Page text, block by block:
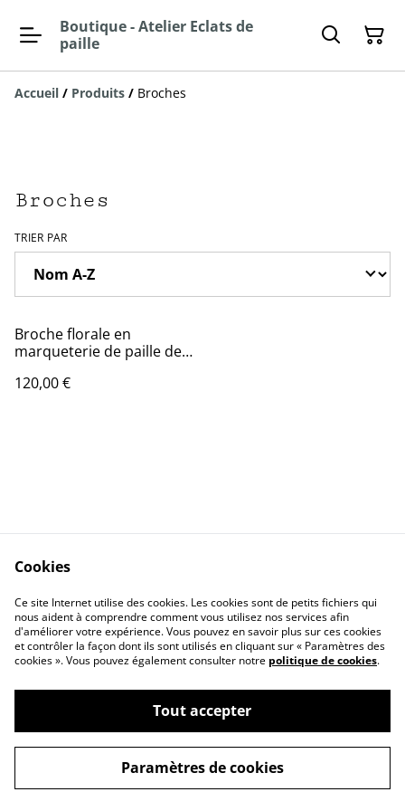
Boutique - Atelier Eclats de
paille
Accueil / Produits / Broches
Broches
TRIER PAR
Broche florale en
marqueterie de paille de
120,00 €
Mentions légales
Respect vie privée
Politique des cookies
Contact
©2026Boutique - Atelier Eclats de paille
powered by
Cookies
Ce site Internet utilise des cookies. Les cookies sont de petits fichiers qui
nous aident à comprendre comment vous utilisez nos services afin
d'améliorer votre expérience. Vous pouvez en savoir plus sur ces cookies
et contrôler la façon dont ils sont utilisés en cliquant sur « Paramètres des
cookies ». Vous pouvez également consulter notre politique de cookies.
Tout accepter
Paramètres de cookies